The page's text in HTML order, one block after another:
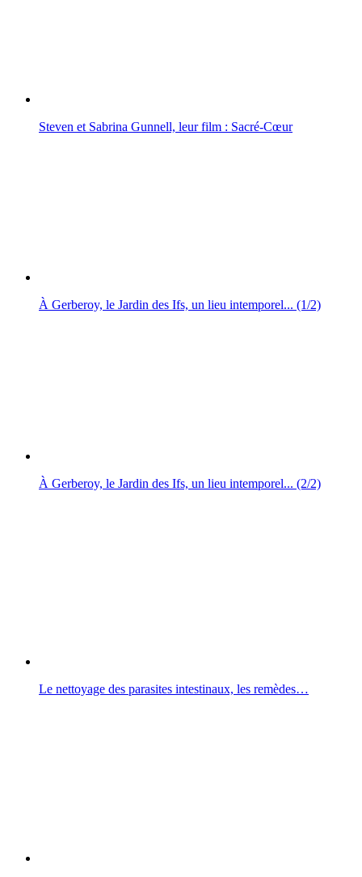
Steven et Sabrina Gunnell, leur film : Sacré-Cœur
À Gerberoy, le Jardin des Ifs, un lieu intemporel... (1/2)
À Gerberoy, le Jardin des Ifs, un lieu intemporel... (2/2)
Le nettoyage des parasites intestinaux, les remèdes…